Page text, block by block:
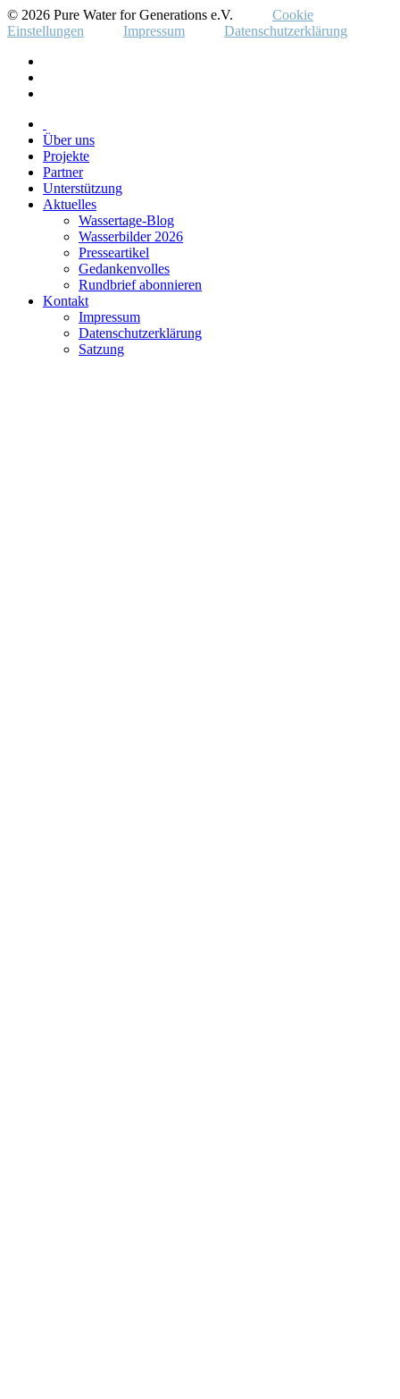
© 2026 Pure Water for Generations e.V.
Cookie
Einstellungen
Impressum Datenschutzerklärung
Über uns
Projekte
Partner
Unterstützung
Aktuelles
Wassertage-Blog
Wasserbilder 2026
Presseartikel
Gedankenvolles
Rundbrief abonnieren
Kontakt
Impressum
Datenschutzerklärung
Satzung